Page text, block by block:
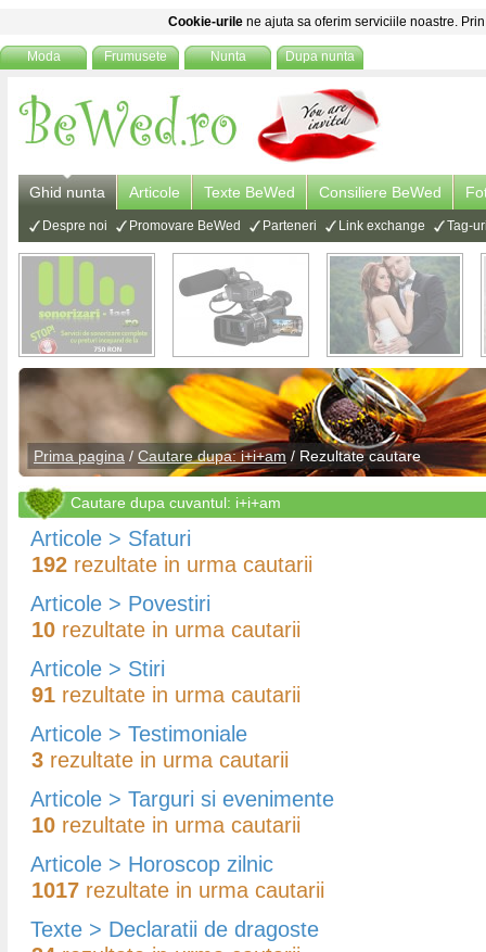
Cookie-urile ne ajuta sa oferim serviciile noastre.
Moda Frumusete Nunta Dupa nunta
Ghid nunta Articole Texte BeWed Consiliere BeWed
Despre noi Promovare BeWed Parteneri Link exchange Tag-
Prima pagina / Cautare dupa: i+i+am / Rezultate cautare
Cautare dupa cuvantul: i+i+am
Articole > Sfaturi
192 rezultate in urma cautarii
Articole > Povestiri
10 rezultate in urma cautarii
Articole > Stiri
91 rezultate in urma cautarii
Articole > Testimoniale
3 rezultate in urma cautarii
Articole > Targuri si evenimente
10 rezultate in urma cautarii
Articole > Horoscop zilnic
1017 rezultate in urma cautarii
Texte > Declaratii de dragoste